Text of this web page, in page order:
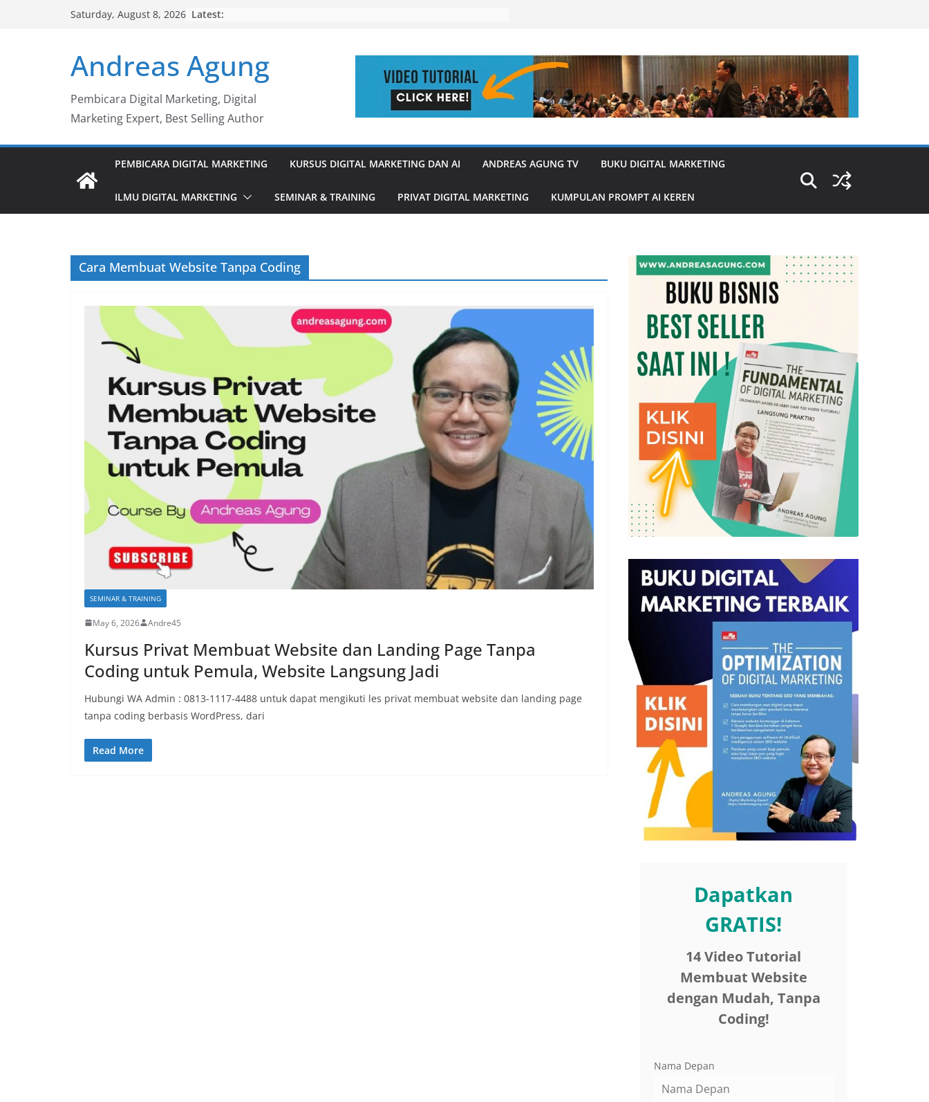
Saturday, August 8, 2026 Latest:
Andreas Agung
Pembicara Digital Marketing, Digital
Marketing Expert, Best Selling Author
PEMBICARA DIGITAL MARKETING KURSUS DIGITAL MARKETING DAN AI ANDREAS AGUNG TV BUKU DIGITAL MARKETING
ILMU DIGITAL MARKETING SEMINAR & TRAINING PRIVAT DIGITAL MARKETING KUMPULAN PROMPT AI KEREN
Cara Membuat Website Tanpa Coding
SEMINAR & TRAINING
May 6, 2026 Andre45
Kursus Privat Membuat Website dan Landing Page Tanpa
Coding untuk Pemula, Website Langsung Jadi
Hubungi WA Admin : 0813-1117-4488 untuk dapat mengikuti les privat membuat website dan landing page
tanpa coding berbasis WordPress, dari
Read More
Dapatkan
GRATIS!
14 Video Tutorial
Membuat Website
dengan Mudah, Tanpa
Coding!
Nama Depan